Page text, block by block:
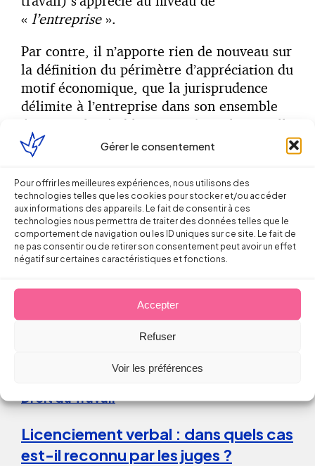
Gérer le consentement
Pour offrir les meilleures expériences, nous utilisons des
technologies telles que les cookies pour stocker et/ou accéder
aux informations des appareils. Le fait de consentir à ces
technologies nous permettra de traiter des données telles que le
comportement de navigation ou les ID uniques sur ce site. Le fait de
ne pas consentir ou de retirer son consentement peut avoir un effet
négatif sur certaines caractéristiques et fonctions.
Accepter
Refuser
Voir les préférences
« l’entreprise».
Par contre, il n’apporte rien de nouveau sur
la définition du périmètre d’appréciation du
motif économique, que la jurisprudence
délimite à l’entreprise dans son ensemble
(soit tous les établissements) ou, lorsqu’elle
appartient à un groupe, au secteur
d’activité de ce groupe.
Partager sur
Continuer la lecture
Droit du Travail
Licenciement verbal : dans quels cas
est-il reconnu par les juges ?